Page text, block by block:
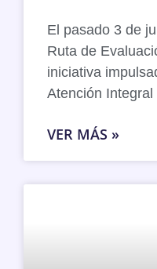
El pasado 3 de
Ruta de
iniciativa
Atención Integral
VER MÁS »